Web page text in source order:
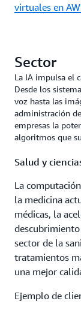
virtuales en
Sector
La IA impulsa el
Desde los
voz hasta las
administración
empresas la
algoritmos que
Salud y
La
la medicina
médicas, la
sector de la
tratamientos
una mejor
Ejemplo de